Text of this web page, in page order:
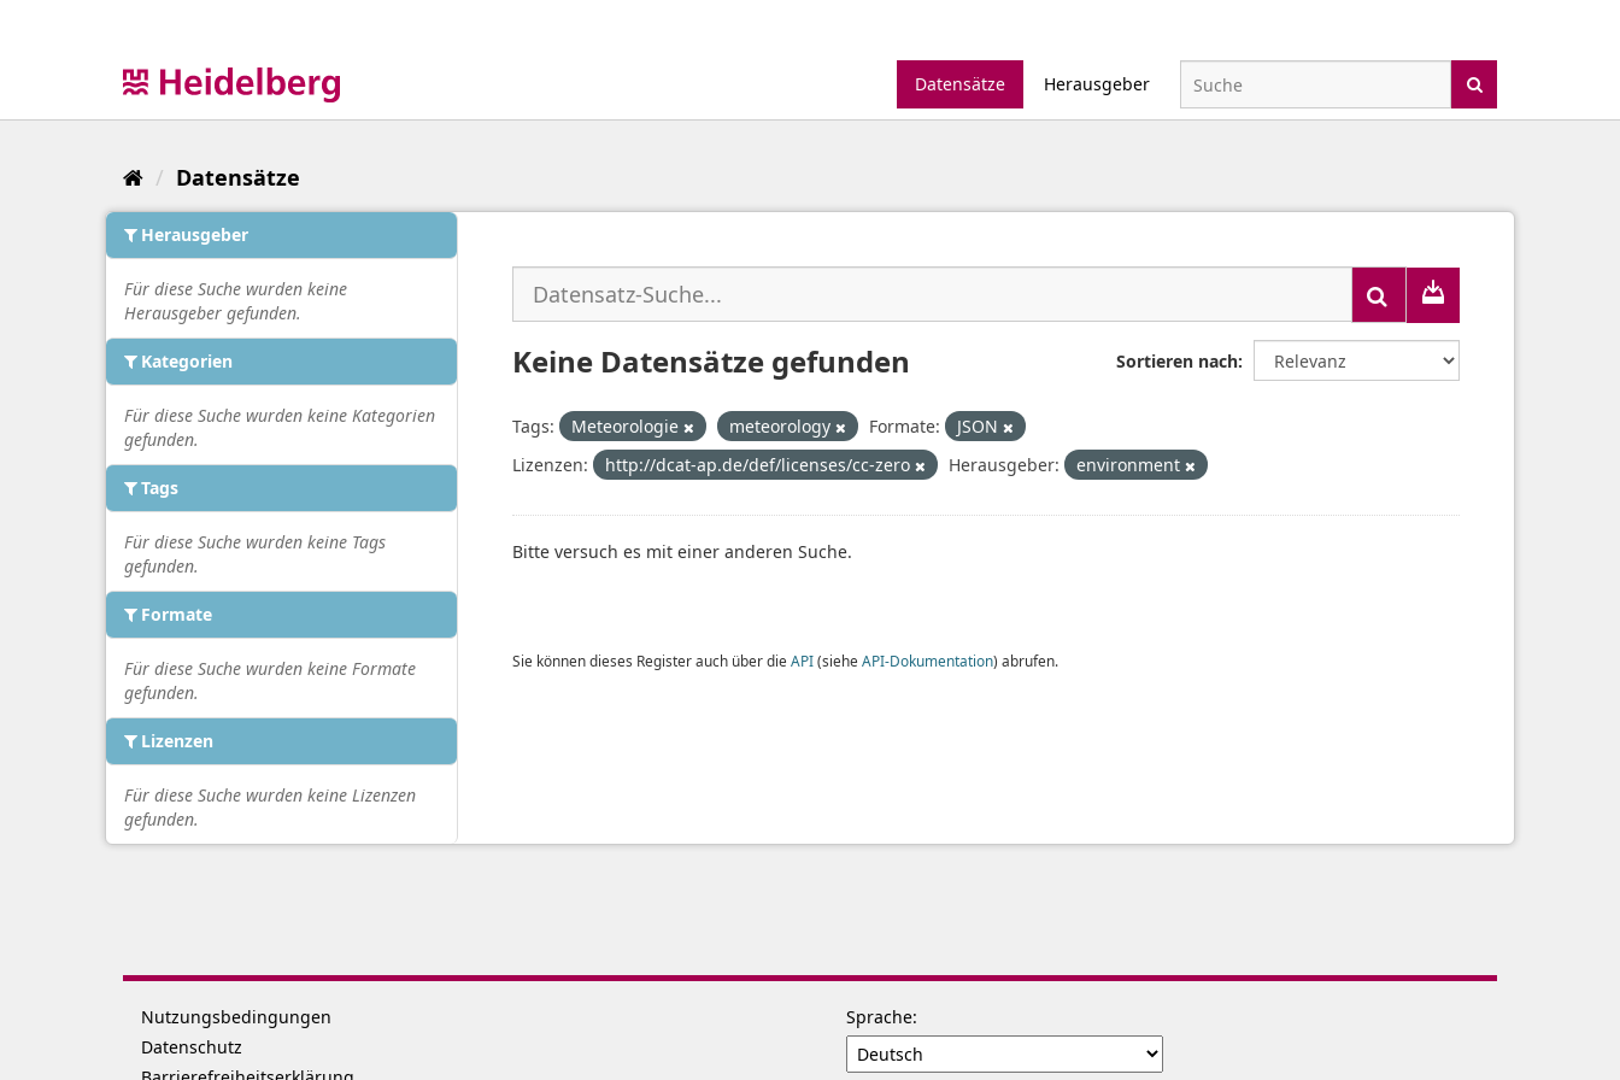
Datensätze
Herausgeber
Datensätze
Herausgeber
Für diese Suche wurden keine
Herausgeber gefunden.
Kategorien
Für diese Suche wurden keine Kategorien
gefunden.
Tags
Für diese Suche wurden keine Tags
gefunden.
Formate
Für diese Suche wurden keine Formate
gefunden.
Lizenzen
Für diese Suche wurden keine Lizenzen
gefunden.
Sortieren nach
Keine Datensätze gefunden
Tags: Meteorologie meteorology Formate:
JSON
Lizenzen:
http://dcat-ap.de/def/licenses/cc-zero Herausgeber: environment
Bitte versuch es mit einer anderen Suche.
Sie können dieses Register auch über die API(siehe API-Dokumentation) abrufen.
Nutzungsbedingungen
Datenschutz
Sprache